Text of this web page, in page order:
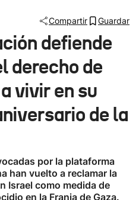
Compartir Guardar
defiende
derecho de
vivir en su
de la
por la plataforma
han vuelto a reclamar la
Israel como medida de
en la Franja de Gaza.